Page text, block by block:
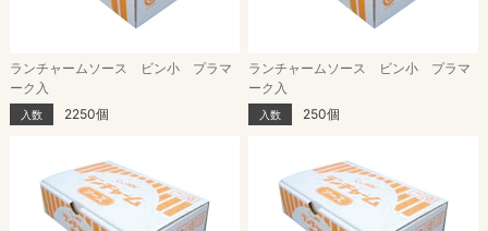
ランチャームソース ビン小 プラマ
ーク入
入数 2250個
ランチャームソース ビン小 プラマ
ーク入
入数 250個